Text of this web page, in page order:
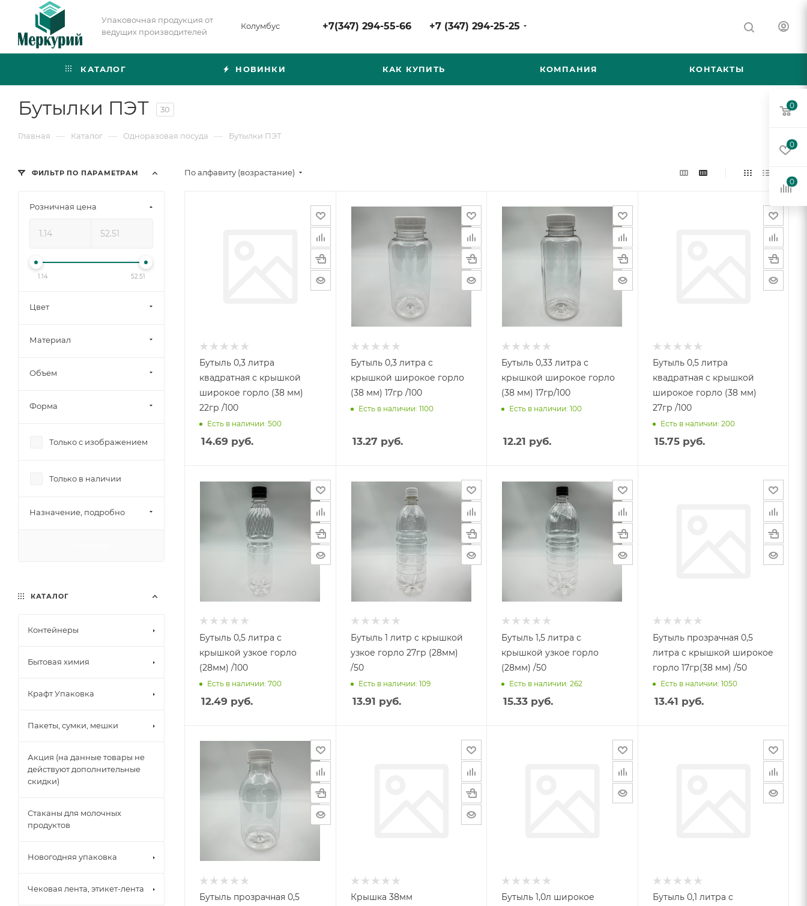
Упаковочная продукция от
ведущих производителей
Колумбус +7(347) 294-55-66 +7 (347) 294-25-25
КАТАЛОГ НОВИНКИ КАК КУПИТЬ КОМПАНИЯ КОНТАКТЫ
Бутылки ПЭТ 30
Главная — Каталог — Одноразовая посуда — Бутылки ПЭТ
По алфавиту (возрастание)
Бутыль 0,3 литра
квадратная с крышкой
широкое горло (38 мм)
22гр /100
Есть в наличии: 500
14.69 руб.
Бутыль 0,3 литра с
крышкой широкое горло
(38 мм) 17гр /100
Есть в наличии: 1100
13.27 руб.
Бутыль 0,33 литра с
крышкой широкое горло
(38 мм) 17гр/100
Есть в наличии: 100
12.21 руб.
Бутыль 0,5 литра
квадратная с крышкой
широкое горло (38 мм)
27гр /100
Есть в наличии: 200
15.75руб.
Бутыль 0,5 литра с
крышкой узкое горло
(28мм) /100
Есть в наличии: 700
12.49 руб.
Бутыль 1 литр с крышкой
узкое горло 27гр (28мм)
/50
Есть в наличии: 109
13.91 руб.
Бутыль 1,5 литра с
крышкой узкое горло
(28мм) /50
Есть в наличии: 262
15.33 руб.
Бутыль прозрачная 0,5
литра с крышкой широкое
горло 17гр(38 мм) /50
Есть в наличии: 1050
13.41 руб.
Бутыль прозрачная 0,5
Крышка 38мм
Бутыль 1,0л широкое
Бутыль 0,1 литра с
ФИЛЬТР ПО ПАРАМЕТРАМ
Розничная цена
1.14 52.51
Цвет
Материал
Объем
Форма
Только с изображением
Только в наличии
Назначение, подробно
КАТАЛОГ
Контейнеры
Бытовая химия
Крафт Упаковка
Пакеты, сумки, мешки
Акция (на данные товары не
действуют дополнительные
скидки)
Стаканы для молочных
продуктов
Новогодняя упаковка
Чековая лента, этикет-лента
0
0
0